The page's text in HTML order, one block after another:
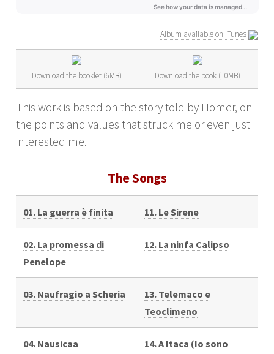
This work is based on the story told by Homer, on
the points and values that struck me or even just
interested me.
The Songs
01. La guerra è finita 11. Le Sirene
02. La promessa di
Penelope
12. La ninfa Calipso
03. Naufragio a Scheria
13. Telemaco e
Teoclimeno
04. Nausicaa
14. A Itaca (Io sono
Album available on iTunes
Download the booklet (6MB) Download the book (10MB)